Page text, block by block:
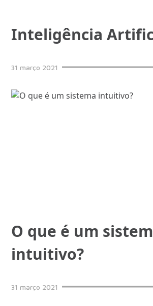
Inteligência
31 março 2021
O que é um
intuitivo?
31 março 2021